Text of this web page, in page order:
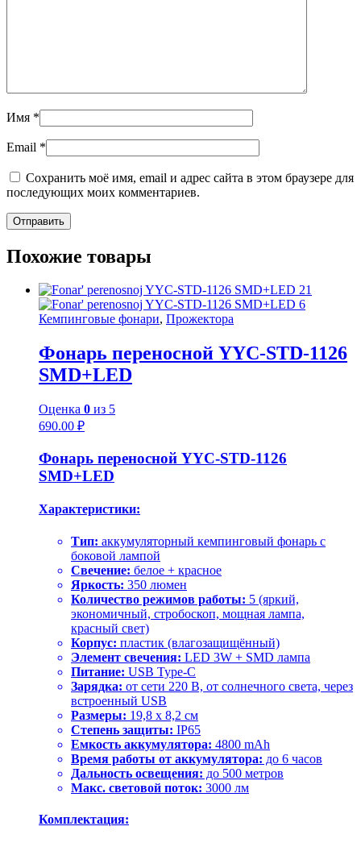
Имя *
Email *
Сохранить моё имя, email и адрес сайта в этом браузере для
последующих моих комментариев.
Похожие товары
Кемпинговые фонари, Прожектора
Фонарь переносной YYC-STD-1126
SMD+LED
Оценка 0 из 5
690.00 ₽
Фонарь переносной YYC-STD-1126
SMD+LED
Характеристики:
Тип: аккумуляторный кемпинговый фонарь с
боковой лампой
Свечение: белое + красное
Яркость: 350 люмен
Количество режимов работы: 5 (яркий,
экономичный, стробоскоп, мощная лампа,
красный свет)
Корпус: пластик (влагозащищённый)
Элемент свечения: LED 3W + SMD лампа
Питание: USB Type-C
Зарядка: от сети 220 В, от солнечного света, через
встроенный USB
Размеры: 19,8 x 8,2 см
Степень защиты: IP65
Емкость аккумулятора: 4800 mAh
Время работы от аккумулятора: до 6 часов
Дальность освещения: до 500 метров
Макс. световой поток: 3000 лм
Комплектация: